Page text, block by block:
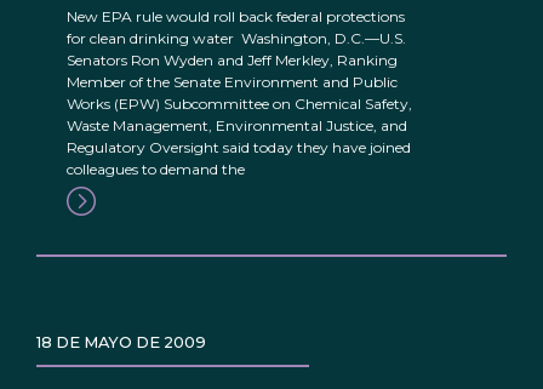
New EPA rule would roll back federal protections
for clean drinking water Washington, D.C.—U.S.
Senators Ron Wyden and Jeff Merkley, Ranking
Member of the Senate Environment and Public
Works (EPW) Subcommittee on Chemical Safety,
Waste Management, Environmental Justice, and
Regulatory Oversight said today they have joined
colleagues to demand the
18 DE MAYO DE 2009